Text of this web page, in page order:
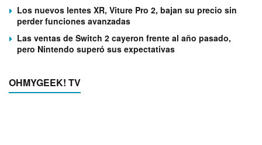
Los nuevos lentes XR, Viture Pro 2, bajan su precio sin
perder funciones avanzadas
Las ventas de Switch 2 cayeron frente al año pasado,
pero Nintendo superó sus expectativas
OHMYGEEK! TV